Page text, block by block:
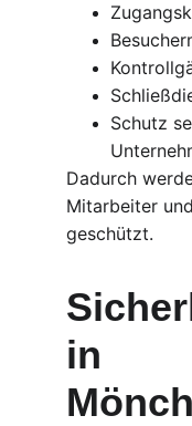
Schutz
Dadurch
Mitarbeiter
geschützt.
in